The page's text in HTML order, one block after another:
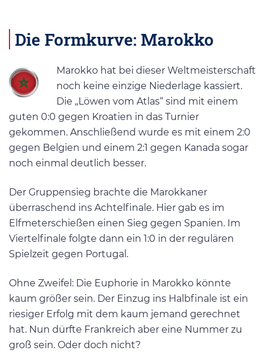
Die Formkurve: Marokko
Marokko hat bei dieser Weltmeisterschaft
noch keine einzige Niederlage kassiert.
Die „Löwen vom Atlas“ sind mit einem
guten 0:0 gegen Kroatien in das Turnier
gekommen. Anschließend wurde es mit einem 2:0
gegen Belgien und einem 2:1 gegen Kanada sogar
noch einmal deutlich besser.
Der Gruppensieg brachte die Marokkaner
überraschend ins Achtelfinale. Hier gab es im
Elfmeterschießen einen Sieg gegen Spanien. Im
Viertelfinale folgte dann ein 1:0 in der regulären
Spielzeit gegen Portugal.
Ohne Zweifel: Die Euphorie in Marokko könnte
kaum größer sein. Der Einzug ins Halbfinale ist ein
riesiger Erfolg mit dem kaum jemand gerechnet
hat. Nun dürfte Frankreich aber eine Nummer zu
groß sein. Oder doch nicht?